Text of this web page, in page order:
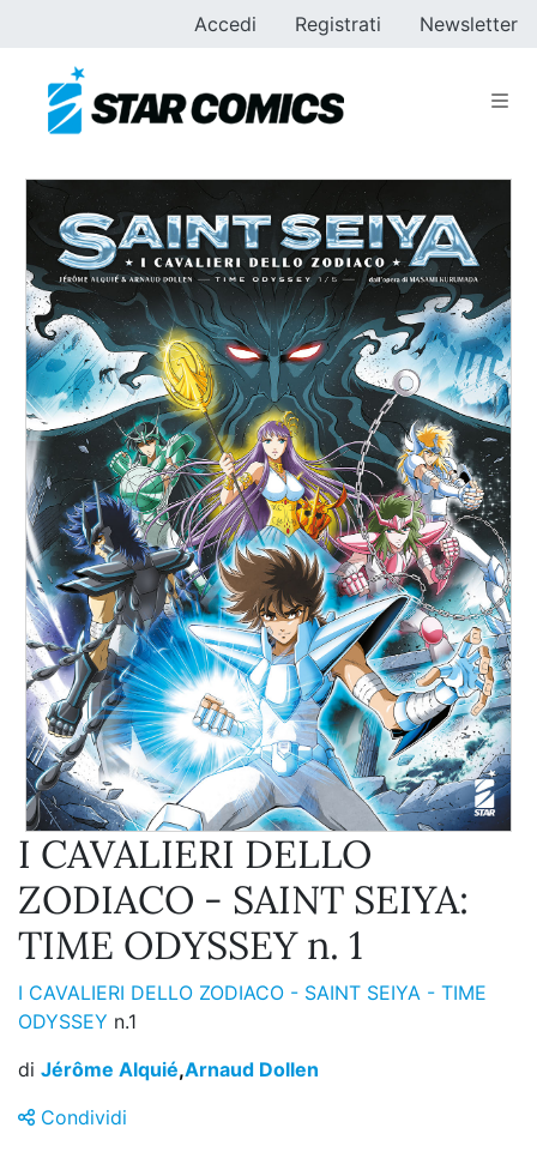
Accedi Registrati Newsletter
I CAVALIERI DELLO
ZODIACO - SAINT SEIYA:
TIME ODYSSEY n. 1
I CAVALIERI DELLO ZODIACO - SAINT SEIYA - TIME
ODYSSEY n.1
di Jérôme Alquié,Arnaud Dollen
Condividi